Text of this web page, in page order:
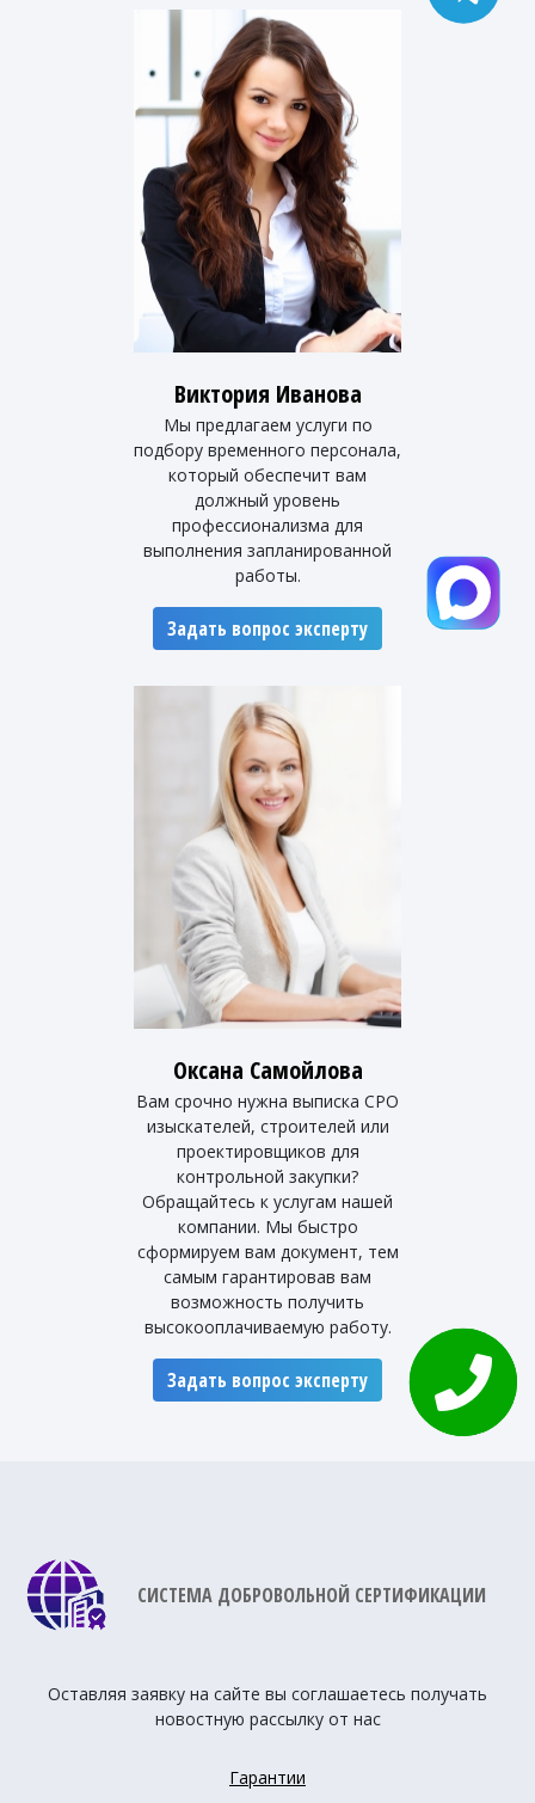
Виктория Иванова
Мы предлагаем услуги по
подбору временного персонала,
который обеспечит вам
должный уровень
профессионализма для
выполнения запланированной
работы.
Задать вопрос эксперту
Оксана Самойлова
Вам срочно нужна выписка СРО
изыскателей, строителей или
проектировщиков для
контрольной закупки?
Обращайтесь к услугам нашей
компании. Мы быстро
сформируем вам документ, тем
самым гарантировав вам
возможность получить
высокооплачиваемую работу.
Задать вопрос эксперту
СИСТЕМА ДОБРОВОЛЬНОЙ СЕРТИФИКАЦИИ
Оставляя заявку на сайте вы соглашаетесь получать
новостную рассылку от нас
Гарантии